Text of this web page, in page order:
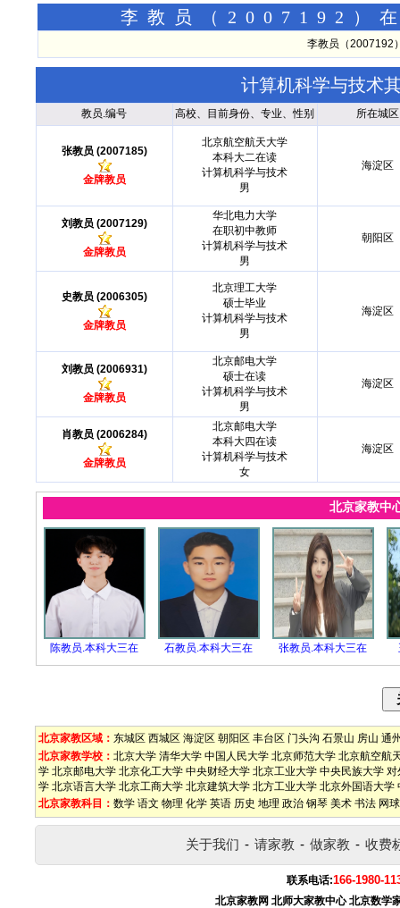
李教员（2007192）
李教员（2007192
计算机科学与技术
教员.编号 高校、目前身份、专业、性别 所在城区
张教员 (2007185)
金牌教员
北京航空航天大学
本科大二在读
计算机科学与技术
男
海淀区
刘教员 (2007129)
金牌教员
华北电力大学
在职初中教师
计算机科学与技术
男
朝阳区
史教员 (2006305)
金牌教员
北京理工大学
硕士毕业
计算机科学与技术
男
海淀区
刘教员 (2006931)
金牌教员
北京邮电大学
硕士在读
计算机科学与技术
男
海淀区
肖教员 (2006284)
金牌教员
北京邮电大学
本科大四在读
计算机科学与技术
女
海淀区
北京家教中
陈教员.本科大三在 石教员.本科大三在 张教员.本科大三在
北京家教区域： 东城区 西城区 海淀区 朝阳区 丰台区 门头沟 石景山 房山 通
北京家教学校： 北京大学 清华大学 中国人民大学 北京师范大学 北京航空航
学 北京邮电大学 北京化工大学 中央财经大学 北京工业大学 中央民族大学 对
学 北京语言大学 北京工商大学 北京建筑大学 北方工业大学 北京外国语大学
北京家教科目： 数学 语文 物理 化学 英语 历史 地理 政治 钢琴 美术 书法 网球
关于我们 - 请家教 - 做家教 - 收费
联系电话:166-1980-
北京家教网 北师大家教中心 北京数学